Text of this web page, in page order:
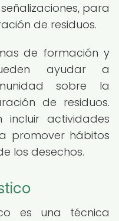
para
de residuos.
de formación y
ayudar a
sobre la
de residuos.
incluir actividades
promover hábitos
los desechos.
es una técnica